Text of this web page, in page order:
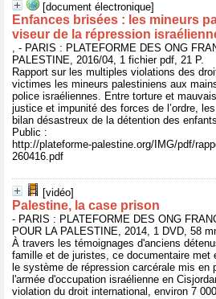
[document électronique]
Enfances brisées : les mineurs
viseur de la répression
, - PARIS : PLATEFORME DES ONG
PALESTINE, 2016/04, 1 fichier pdf, 21 P.
Rapport sur les multiples violations des
victimes les mineurs palestiniens aux
police israéliennes. Entre torture et
justice et impunité des forces de l’ordre,
bilan désastreux de la détention des
Public :
http://plateforme-palestine.org/IMG/pdf/
260416.pdf
[vidéo]
Palestine, la case prison
- PARIS : PLATEFORME DES ONG
POUR LA PALESTINE, 2014, 1 DVD, 58
À travers les témoignages d'anciens
famille et de juristes, ce documentaire met
le système de répression carcérale mis en
l'armée d'occupation israélienne en
violation du droit international, environ 7 000